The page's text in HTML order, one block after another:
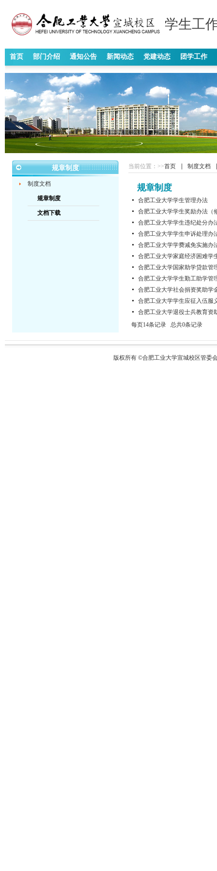
学生工
首页 部门介绍 通知公告 新闻动态 党建动态 团学工作
规章制度
制度文档
规章制度
文档下载
当前位置： >>首页 制度文档
规章制度
合肥工业大学学生管理办法
合肥工业大学学生奖励办法（
合肥工业大学学生违纪处分办
合肥工业大学学生申诉处理办
合肥工业大学学费减免实施办
合肥工业大学家庭经济困难学
合肥工业大学国家助学贷款管
合肥工业大学学生勤工助学管
合肥工业大学社会捐资奖助学
合肥工业大学学生应征入伍服
合肥工业大学退役士兵教育资
每页14条记录 总共0条记录
版权所有 ©合肥工业大学宣城校区管委